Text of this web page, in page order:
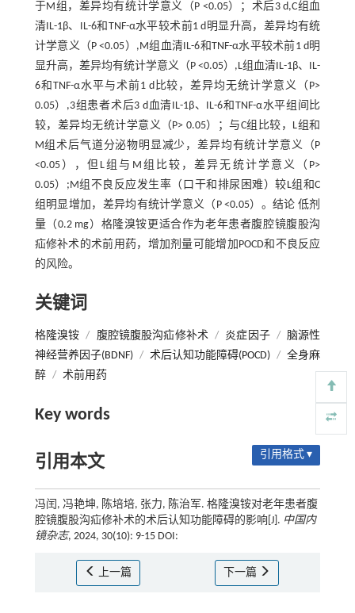
于M组，差异均有统计学意义（P <0.05）；术后3 d,C组血
清IL-1β、IL-6和TNF-α水平较术前1 d明显升高，差异均有统
计学意义（P <0.05）,M组血清IL-6和TNF-α水平较术前1 d明
显升高，差异均有统计学意义（P <0.05）,L组血清IL-1β、IL-
6和TNF-α水平与术前1 d比较，差异均无统计学意义（P>
0.05）,3组患者术后3 d血清IL-1β、IL-6和TNF-α水平组间比
较，差异均无统计学意义（P> 0.05）；与C组比较，L组和
M组术后气道分泌物明显减少，差异均有统计学意义（P
<0.05），但L组与M组比较，差异无统计学意义（P>
0.05）;M组不良反应发生率（口干和排尿困难）较L组和C
组明显增加，差异均有统计学意义（P <0.05）。结论 低剂
量（0.2 mg）格隆溴铵更适合作为老年患者腹腔镜腹股沟
疝修补术的术前用药，增加剂量可能增加POCD和不良反应
的风险。
关键词
格隆溴铵 / 腹腔镜腹股沟疝修补术 / 炎症因子 / 脑源性
神经营养因子(BDNF) / 术后认知功能障碍(POCD) / 全身麻
醉 / 术前用药
Key words
引用本文 引用格式 ▾
冯闰, 冯艳坤, 陈培培, 张力, 陈治军. 格隆溴铵对老年患者腹
腔镜腹股沟疝修补术的术后认知功能障碍的影响[J]. 中国内
镜杂志, 2024, 30(10): 9-15 DOI:
上一篇 下一篇